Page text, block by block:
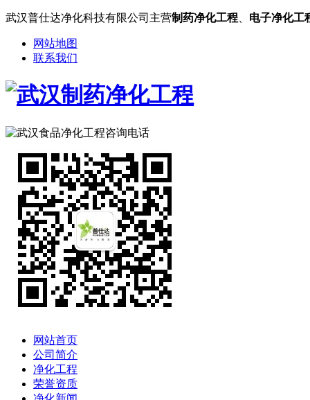
武汉普仕达净化科技有限公司主营制药净化工程 电子净化工
网站地图
联系我们
网站首页
公司简介
净化工程
荣誉资质